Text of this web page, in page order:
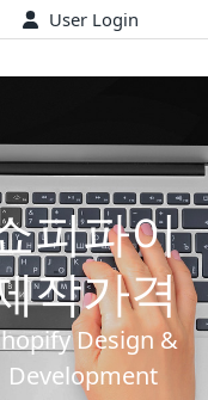
User Login
피파이
작가격
Design &
Development